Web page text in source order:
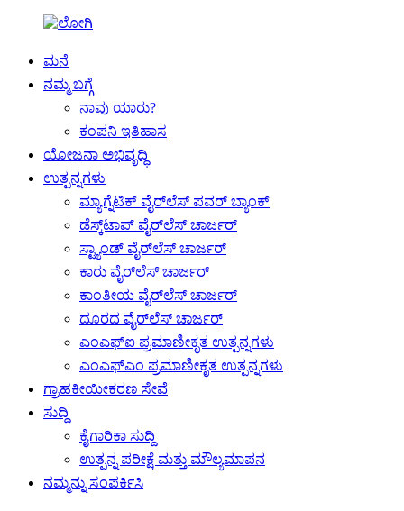
ಮನೆ
ನಮ್ಮ ಬಗ್ಗೆ
ನಾವು ಯಾರು?
ಕಂಪನಿ ಇತಿಹಾಸ
ಯೋಜನಾ ಅಭಿವೃದ್ಧಿ
ಉತ್ಪನ್ನಗಳು
ಮ್ಯಾಗ್ನೆಟಿಕ್ ವೈರ್‌ಲೆಸ್ ಪವರ್ ಬ್ಯಾಂಕ್
ಡೆಸ್ಕ್‌ಟಾಪ್ ವೈರ್‌ಲೆಸ್ ಚಾರ್ಜರ್
ಸ್ಟ್ಯಾಂಡ್ ವೈರ್‌ಲೆಸ್ ಚಾರ್ಜರ್
ಕಾರು ವೈರ್‌ಲೆಸ್ ಚಾರ್ಜರ್
ಕಾಂತೀಯ ವೈರ್‌ಲೆಸ್ ಚಾರ್ಜರ್
ದೂರದ ವೈರ್‌ಲೆಸ್ ಚಾರ್ಜರ್
ಎಂಎಫ್‌ಐ ಪ್ರಮಾಣೀಕೃತ ಉತ್ಪನ್ನಗಳು
ಎಂಎಫ್‌ಎಂ ಪ್ರಮಾಣೀಕೃತ ಉತ್ಪನ್ನಗಳು
ಗ್ರಾಹಕೀಯೀಕರಣ ಸೇವೆ
ಸುದ್ದಿ
ಕೈಗಾರಿಕಾ ಸುದ್ದಿ
ಉತ್ಪನ್ನ ಪರೀಕ್ಷೆ ಮತ್ತು ಮೌಲ್ಯಮಾಪನ
ನಮ್ಮನ್ನು ಸಂಪರ್ಕಿಸಿ